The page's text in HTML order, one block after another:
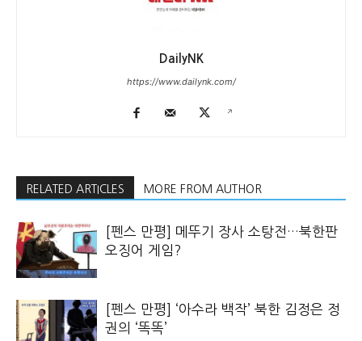
DailyNK
https://www.dailynk.com/
RELATED ARTICLES MORE FROM AUTHOR
[펜스 만평] 메뚜기 장사 소탕전…북한판
오징어 게임?
[펜스 만평] ‘아수라 백작’ 북한 김정은 정
권의 ‘똑똑’